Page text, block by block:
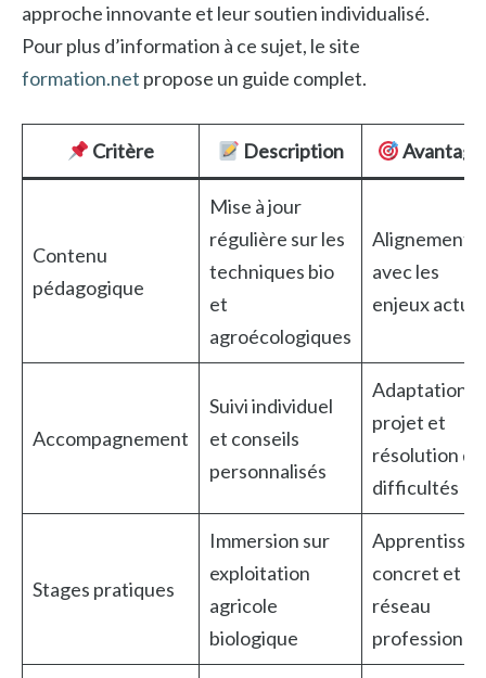
approche innovante et leur soutien individualisé.
Pour plus d’information à ce sujet, le site
formation.net propose un guide complet.
Critère Description
Contenu
pédagogique
Mise à jour
régulière sur les
techniques bio
et
agroécologiques
Alignement
avec les
enjeux
Accompagnement
Suivi individuel
et conseils
personnalisés
Adaptation
projet et
résolution
difficultés
Stages pratiques
Immersion sur
exploitation
agricole
biologique
concret et
réseau